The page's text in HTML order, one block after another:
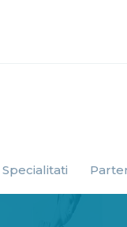
Specialitati